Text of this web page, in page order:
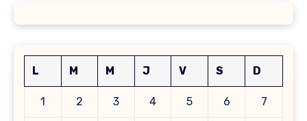
L M M J V S D
1 2 3 4 5 6 7